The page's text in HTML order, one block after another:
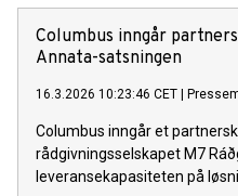
Columbus inngår
Annata-satsningen
16.3.2026 10:23:46 CET |
Columbus inngår et
rådgivningsselskapet M7
leveransekapasiteten på